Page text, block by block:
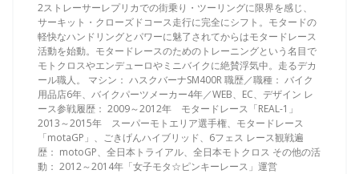
2ストレーサーレプリカでの街乗り・ツーリングに限界を感じ、
サーキット・クローズドコース走行に完全にシフト。モタードの
軽快なハンドリングとパワーに魅了されてからはモタードレース
活動を始動。モタードレースのためのトレーニングという名目で
モトクロスやエンデューロやミニバイクに絶賛浮気中。走るデカ
ール職人。 マシン： ハスクバーナSM400R 職歴／職種： バイク
用品店6年、バイクパーツメーカー4年／WEB、EC、デザイン レ
ース参戦履歴： 2009～2012年 モタードレース「REAL-1」
2013～2015年 スーパーモトエリア選手権、モタードレース
「motaGP」、ごきげんハイブリッド、6フェス レース観戦遍
歴： motoGP、全日本トライアル、全日本モトクロス その他の活
動： 2012～2014年「女子モタ☆ピンキーレース」運営